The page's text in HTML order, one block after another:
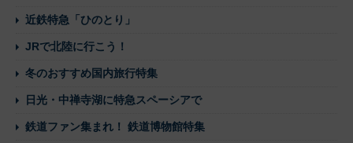
近鉄特急「ひのとり」
JRで北陸に行こう！
冬のおすすめ国内旅行特集
日光・中禅寺湖に特急スペーシアで
鉄道ファン集まれ！ 鉄道博物館特集